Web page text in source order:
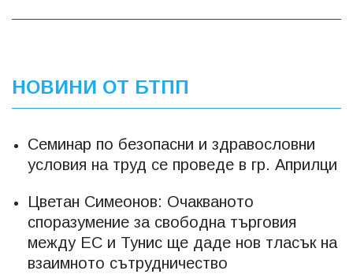
НОВИНИ ОТ БТПП
Семинар по безопасни и здравословни
условия на труд се проведе в гр. Априлци
Цветан Симеонов: Очакваното
споразумение за свободна търговия
между ЕС и Тунис ще даде нов тласък на
взаимното сътрудничество